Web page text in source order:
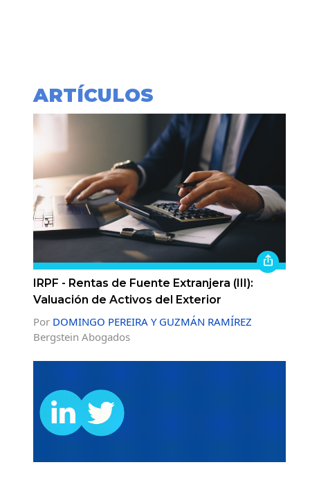
ARTÍCULOS
IRPF - Rentas de Fuente Extranjera (III):
Valuación de Activos del Exterior
Por DOMINGO PEREIRA Y GUZMÁN RAMÍREZ
Bergstein Abogados